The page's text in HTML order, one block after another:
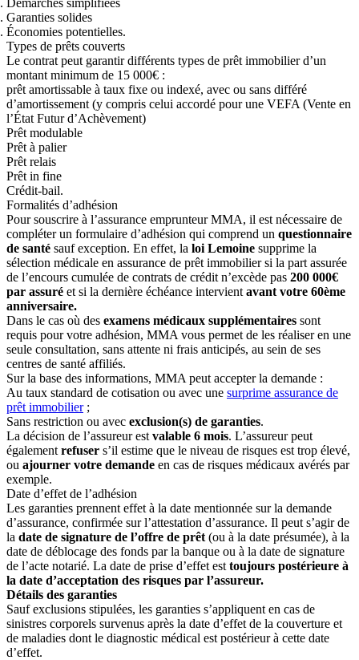
Garanties solides
Économies potentielles.
Types de prêts couverts
Le contrat peut garantir différents types de prêt immobilier d’un
montant minimum de 15 000€ :
prêt amortissable à taux fixe ou indexé, avec ou sans différé
d’amortissement (y compris celui accordé pour une VEFA (Vente en
l’État Futur d’Achèvement)
Prêt modulable
Prêt à palier
Prêt relais
Prêt in fine
Crédit-bail.
Formalités d’adhésion
Pour souscrire à l’assurance emprunteur MMA, il est nécessaire de
compléter un formulaire d’adhésion qui comprend un questionnaire
de santé sauf exception. En effet, la loi Lemoine supprime la
sélection médicale en assurance de prêt immobilier si la part assurée
de l’encours cumulée de contrats de crédit n’excède pas 200 000€
par assuré et si la dernière échéance intervient avant votre 60ème
anniversaire.
Dans le cas où des examens médicaux supplémentaires sont
requis pour votre adhésion, MMA vous permet de les réaliser en une
seule consultation, sans attente ni frais anticipés, au sein de ses
centres de santé affiliés.
Sur la base des informations, MMA peut accepter la demande :
Au taux standard de cotisation ou avec une surprime assurance de
prêt immobilier;
Sans restriction ou avec exclusion(s) de garanties.
La décision de l’assureur est valable 6 mois. L’assureur peut
également refuser s’il estime que le niveau de risques est trop élevé,
ou ajourner votre demande en cas de risques médicaux avérés par
exemple.
Date d’effet de l’adhésion
Les garanties prennent effet à la date mentionnée sur la demande
d’assurance, confirmée sur l’attestation d’assurance. Il peut s’agir de
la date de signature de l’offre de prêt (ou à la date présumée), à la
date de déblocage des fonds par la banque ou à la date de signature
de l’acte notarié. La date de prise d’effet est toujours postérieure à
la date d’acceptation des risques par l’assureur.
Détails des garanties
Sauf exclusions stipulées, les garanties s’appliquent en cas de
sinistres corporels survenus après la date d’effet de la couverture et
de maladies dont le diagnostic médical est postérieur à cette date
d’effet.